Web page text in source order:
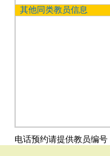
其他同类教员信息
电话预约请提供教员编号